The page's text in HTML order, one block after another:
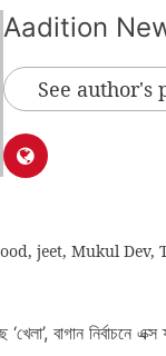
Aadition
See author's
, jeet, Mukul Dev,
বাগান নির্বাচনে